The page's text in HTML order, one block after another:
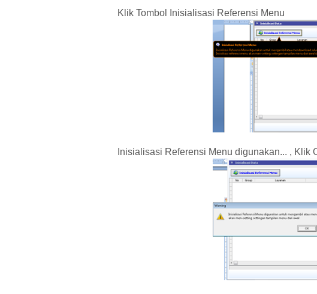
Klik Tombol Inisialisasi Referensi Menu
Inisialisasi Referensi Menu digunakan... , Klik